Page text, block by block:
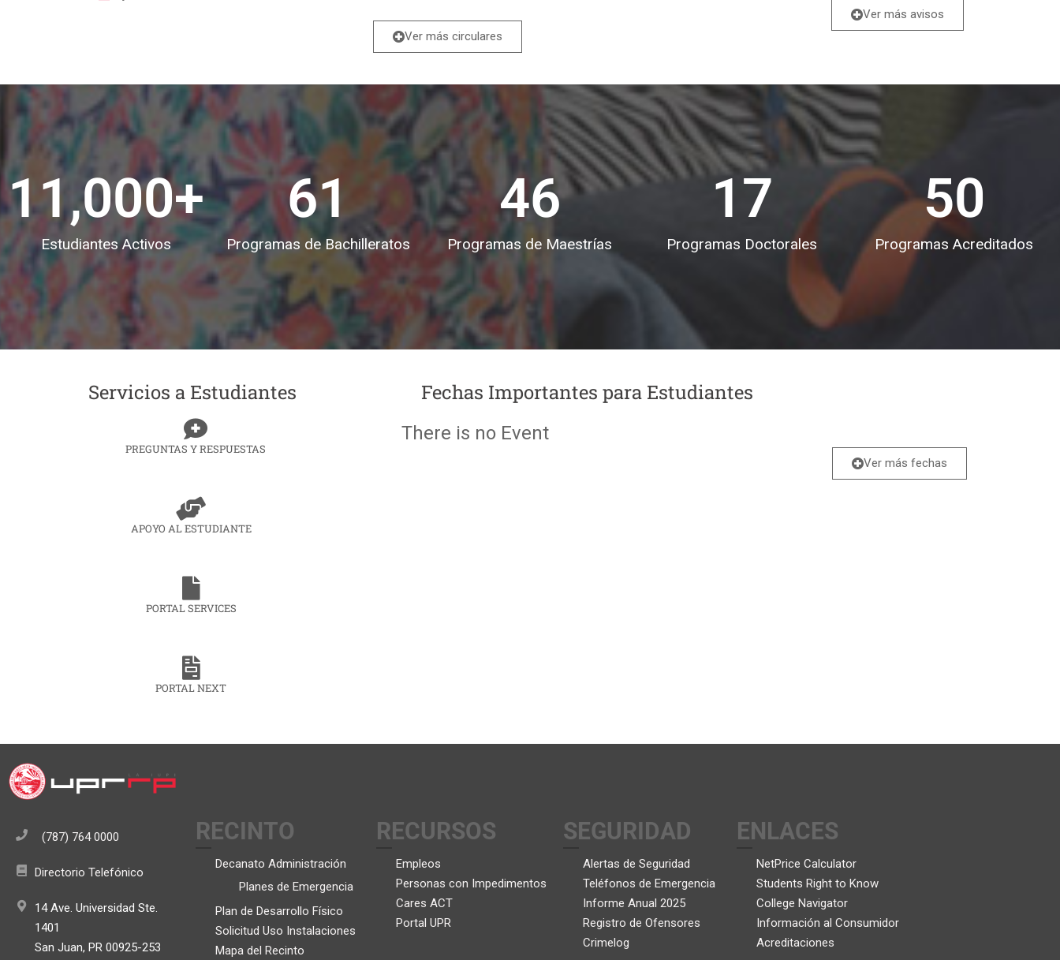
Ver más circulares
Ver más avisos
Estudiantes Activos
11,000+
Programas de Bachilleratos
61
Programas de Maestrías
46
Programas Doctorales
17
Programas Acreditados
50
Servicios a Estudiantes
PREGUNTAS Y RESPUESTAS
APOYO AL ESTUDIANTE
PORTAL SERVICES
PORTAL NEXT
Fechas Importantes para Estudiantes
There is no Event
Ver más fechas
(787) 764 0000
Directorio Telefónico
14 Ave. Universidad Ste.
1401
San Juan, PR 00925-253
RECINTO
Decanato Administración
Planes de Emergencia
Plan de Desarrollo Físico
Solicitud Uso Instalaciones
Mapa del Recinto
RECURSOS
Empleos
Personas con Impedimentos
Cares ACT
Portal UPR
SEGURIDAD
Alertas de Seguridad
Teléfonos de Emergencia
Informe Anual 2025
Registro de Ofensores
Crimelog
ENLACES
NetPrice Calculator
Students Right to Know
College Navigator
Información al Consumidor
Acreditaciones